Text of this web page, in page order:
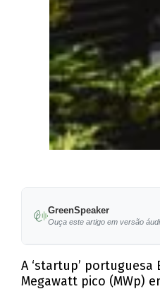
GreenSpeaker
Ouça este artigo em versão
A ‘startup’
Megawatt pico (MWp)